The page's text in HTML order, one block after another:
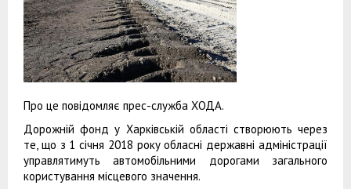
Про це повідомляє прес-служба ХОДА.
Дорожній фонд у Харківській області створюють через
те, що з 1 січня 2018 року обласні державні адміністрації
управлятимуть автомобільними дорогами загального
користування місцевого значення.